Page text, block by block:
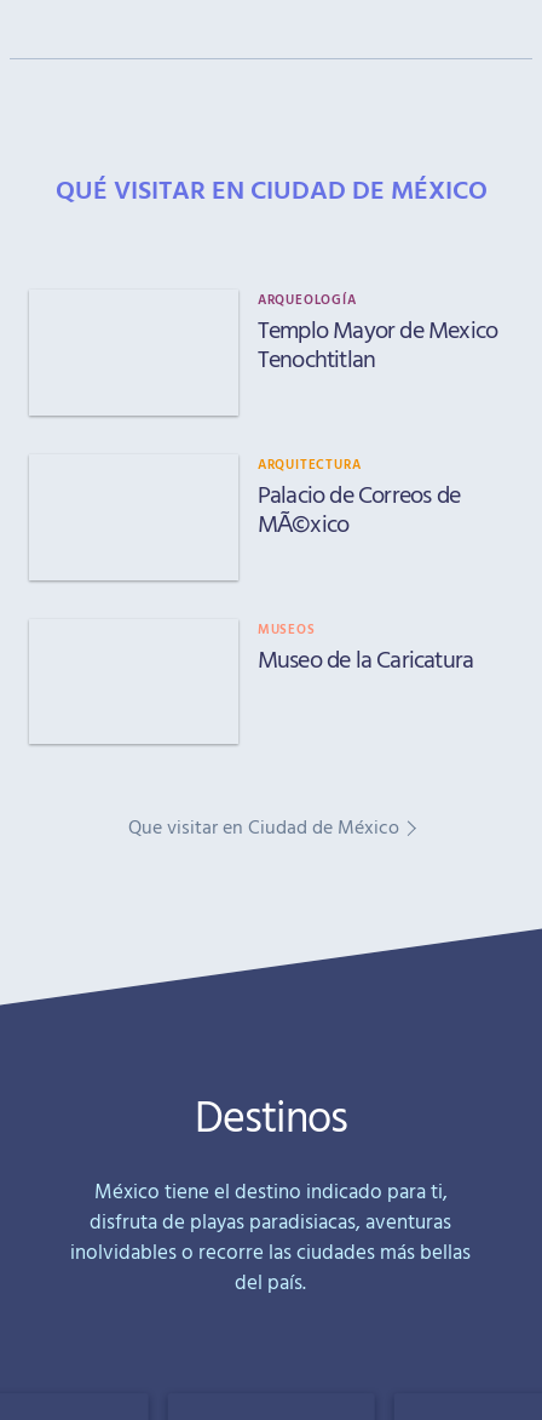
QUÉ VISITAR EN CIUDAD DE MÉXICO
ARQUEOLOGÍA
Templo Mayor de Mexico
Tenochtitlan
ARQUITECTURA
Palacio de Correos de
MÃ©xico
MUSEOS
Museo de la Caricatura
Que visitar en Ciudad de México
Destinos
México tiene el destino indicado para ti,
disfruta de playas paradisiacas, aventuras
inolvidables o recorre las ciudades más bellas
del país.